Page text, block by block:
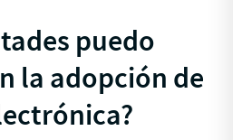
puedo
la adopción de